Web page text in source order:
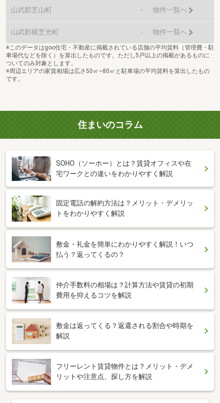
山武郡芝山町 - 物件一覧へ
山武郡横芝光町 - 物件一覧へ
※このデータはgoo住宅・不動産に掲載されている店舗の平均賃料（管理費・駐
車場代などを除く）を算出したものです。ただし5戸以上の掲載があるものに
ついてのみ対象とします。
※周辺エリアの家賃相場は広さ50㎡~80㎡と駐車場の平均賃料を算出したもの
です。
住まいのコラム
SOHO（ソーホー）とは？賃貸オフィスや在
宅ワークとの違いをわかりやすく解説
固定電話の解約方法は？メリット・デメリッ
トをわかりやすく解説
敷金・礼金を簡単にわかりやすく解説！いつ
払う？返ってくるの？
仲介手数料の相場は？計算方法や賃貸の初期
費用を抑えるコツを解説
敷金は返ってくる？返還される割合や時期を
解説
フリーレント賃貸物件とは？メリット・デメ
リットや注意点、探し方を解説